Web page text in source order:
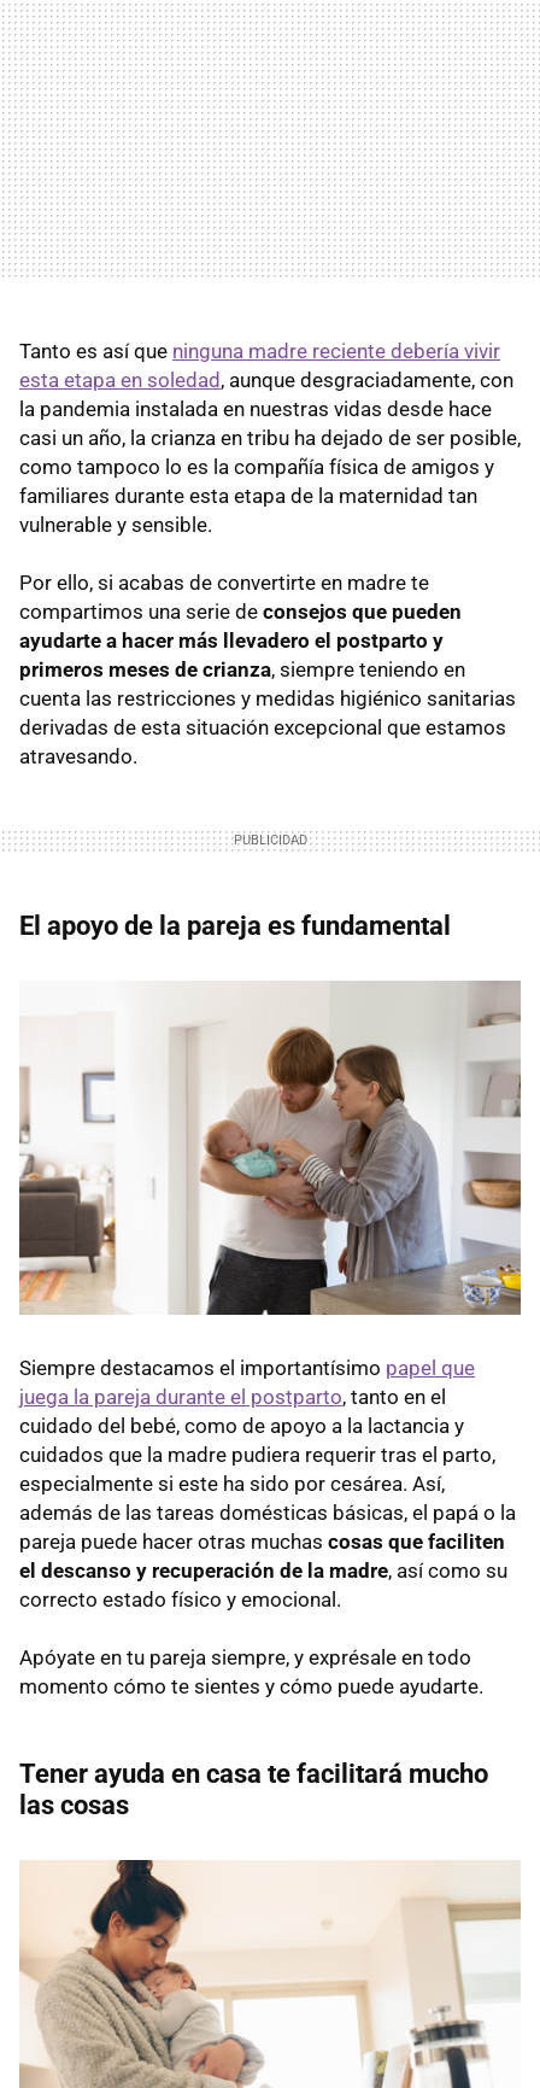
Tanto es así que ninguna madre reciente debería vivir
esta etapa en soledad, aunque desgraciadamente, con
la pandemia instalada en nuestras vidas desde hace
casi un año, la crianza en tribu ha dejado de ser posible,
como tampoco lo es la compañía física de amigos y
familiares durante esta etapa de la maternidad tan
vulnerable y sensible.
Por ello, si acabas de convertirte en madre te
compartimos una serie de consejos que pueden
ayudarte a hacer más llevadero el postparto y
primeros meses de crianza, siempre teniendo en
cuenta las restricciones y medidas higiénico sanitarias
derivadas de esta situación excepcional que estamos
atravesando.
El apoyo de la pareja es fundamental
Siempre destacamos el importantísimo papel que
juega la pareja durante el postparto, tanto en el
cuidado del bebé, como de apoyo a la lactancia y
cuidados que la madre pudiera requerir tras el parto,
especialmente si este ha sido por cesárea. Así,
además de las tareas domésticas básicas, el papá o la
pareja puede hacer otras muchas cosas que faciliten
el descanso y recuperación de la madre, así como su
correcto estado físico y emocional.
Apóyate en tu pareja siempre, y exprésale en todo
momento cómo te sientes y cómo puede ayudarte.
Tener ayuda en casa te facilitará mucho
las cosas